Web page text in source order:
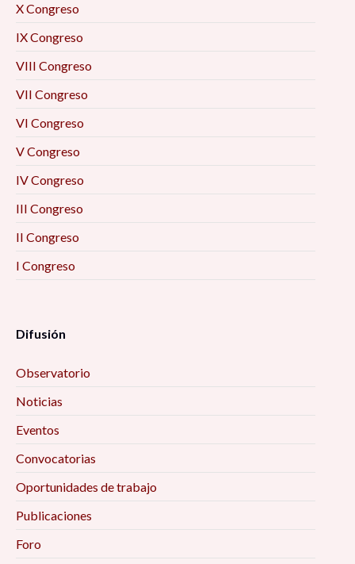
X Congreso
IX Congreso
VIII Congreso
VII Congreso
VI Congreso
V Congreso
IV Congreso
III Congreso
II Congreso
I Congreso
Difusión
Observatorio
Noticias
Eventos
Convocatorias
Oportunidades de trabajo
Publicaciones
Foro